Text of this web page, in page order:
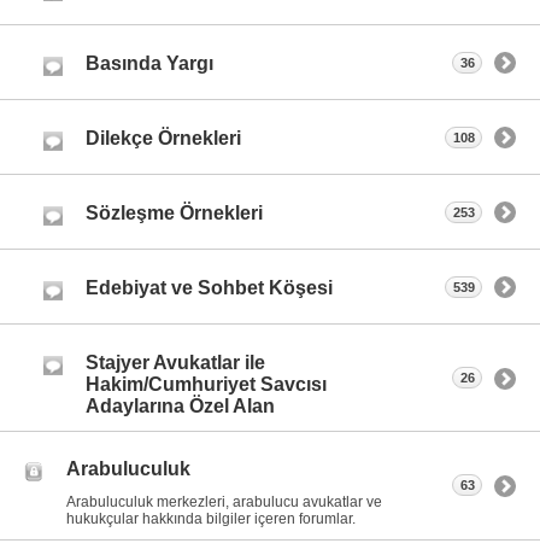
Basında Yargı 36
Dilekçe Örnekleri 108
Sözleşme Örnekleri 253
Edebiyat ve Sohbet Köşesi 539
Stajyer Avukatlar ile
Hakim/Cumhuriyet Savcısı
Adaylarına Özel Alan
26
Arabuluculuk
Arabuluculuk merkezleri, arabulucu avukatlar ve
hukukçular hakkında bilgiler içeren forumlar.
63